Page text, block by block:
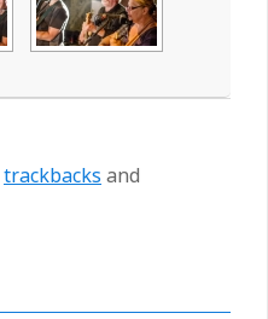
trackbacks and